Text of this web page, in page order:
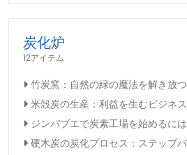
炭化炉
12アイテム
竹炭窯：自然の緑の魔法を解き放つ
米殻炭の生産：利益を生むビジネ
ジンバブエで炭素工場を始めるには
硬木炭の炭化プロセス：ステップ